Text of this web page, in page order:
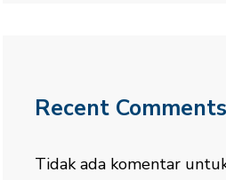
Recent Comments
Tidak ada komentar